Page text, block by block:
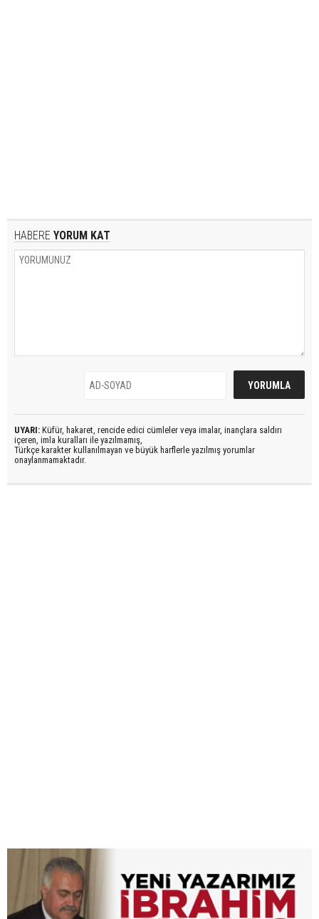
HABERE YORUM KAT
UYARI: Küfür, hakaret, rencide edici cümleler veya imalar, inançlara saldırı
içeren, imla kuralları ile yazılmamış,
Türkçe karakter kullanılmayan ve büyük harflerle yazılmış yorumlar
onaylanmamaktadır.